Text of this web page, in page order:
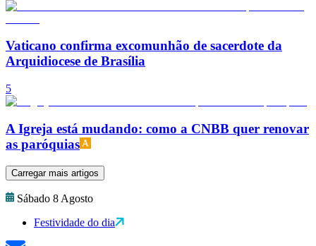
Vaticano confirma excomunhão de sacerdote da
Arquidiocese de Brasília
5
A Igreja está mudando: como a CNBB quer renovar
as paróquias
Carregar mais artigos
Sábado 8 Agosto
Festividade do dia